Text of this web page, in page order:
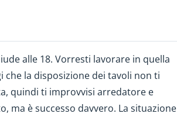
alle 18. Vorresti lavorare in quella
che la disposizione dei tavoli non ti
quindi ti improvvisi arredatore e
ma è successo davvero. La situazione